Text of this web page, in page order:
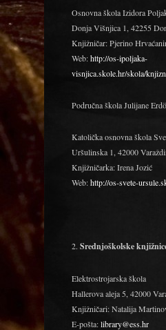
Osnovna škola Izidora
Donja Višnjica 1, 42255
Knjižničar: Pjerino
Web:http://os-ipoljaka-
visnjica.skole.hr/skola/
Područna škola Julijane
Katolička osnovna škola
Uršulinska 1, 42000
Knjižničarka: Irena Jozić
Web:http://os-svete-
2. Srednjoškolske
Elektrostrojarska škola
Hallerova aleja 5, 42000
Knjižničari: Natalija
E-pošta:library@ess.hr